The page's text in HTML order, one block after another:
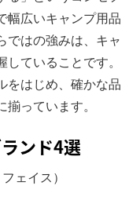
幅広いキャンプ用品
ではの強みは、キャ
ていることです。
をはじめ、確かな品
っています。
ンド4選
ェイス）